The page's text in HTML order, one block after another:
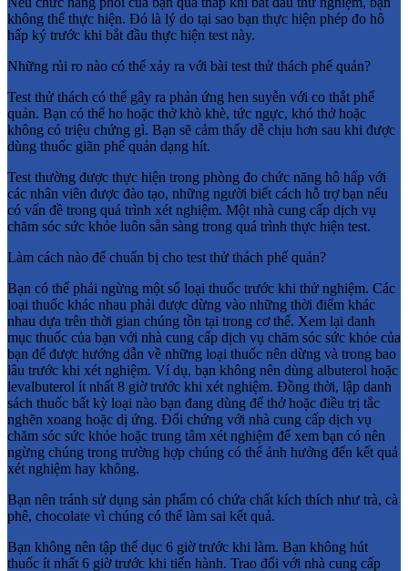
không thể thực hiện. Đó là lý do tại sao bạn thực hiện phép đo hô
hấp ký trước khi bắt đầu thực hiện test này.
Những rủi ro nào có thể xảy ra với bài test thử thách phế quản?
Test thử thách có thể gây ra phản ứng hen suyễn với co thắt phế
quản. Bạn có thể ho hoặc thở khò khè, tức ngực, khó thở hoặc
không có triệu chứng gì. Bạn sẽ cảm thấy dễ chịu hơn sau khi được
dùng thuốc giãn phế quản dạng hít.
Test thường được thực hiện trong phòng đo chức năng hô hấp với
các nhân viên được đào tạo, những người biết cách hỗ trợ bạn nếu
có vấn đề trong quá trình xét nghiệm. Một nhà cung cấp dịch vụ
chăm sóc sức khỏe luôn sẵn sàng trong quá trình thực hiện test.
Làm cách nào để chuẩn bị cho test thử thách phế quản?
Bạn có thể phải ngừng một số loại thuốc trước khi thử nghiệm. Các
loại thuốc khác nhau phải được dừng vào những thời điểm khác
nhau dựa trên thời gian chúng tồn tại trong cơ thể. Xem lại danh
mục thuốc của bạn với nhà cung cấp dịch vụ chăm sóc sức khỏe của
bạn để được hướng dẫn về những loại thuốc nên dừng và trong bao
lâu trước khi xét nghiệm. Ví dụ, bạn không nên dùng albuterol hoặc
levalbuterol ít nhất 8 giờ trước khi xét nghiệm. Đồng thời, lập danh
sách thuốc bất kỳ loại nào bạn đang dùng để thở hoặc điều trị tắc
nghẽn xoang hoặc dị ứng. Đối chứng với nhà cung cấp dịch vụ
chăm sóc sức khỏe hoặc trung tâm xét nghiệm để xem bạn có nên
ngừng chúng trong trường hợp chúng có thể ảnh hưởng đến kết quả
xét nghiệm hay không.
Bạn nên tránh sử dụng sản phẩm có chứa chất kích thích như trà, cà
phê, chocolate vì chúng có thể làm sai kết quả.
Bạn không nên tập thể dục 6 giờ trước khi làm. Bạn không hút
thuốc ít nhất 6 giờ trước khi tiến hành. Trao đổi với nhà cung cấp